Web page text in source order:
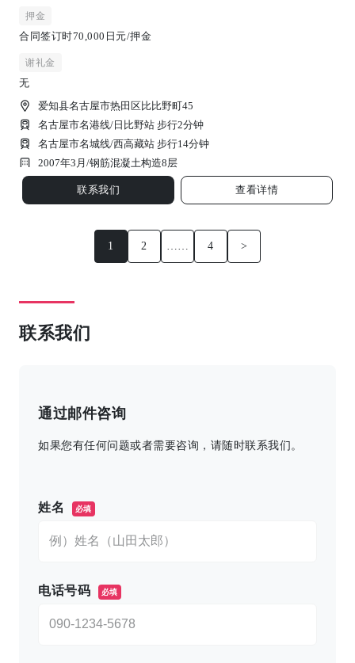
押金
合同签订时70,000日元/押金
谢礼金
无
爱知县名古屋市热田区比比野町45
名古屋市名港线/日比野站 步行2分钟
名古屋市名城线/西高藏站 步行14分钟
2007年3月/钢筋混凝土构造8 层
联系我们 查看详情
1 2 …… 4 >
联系我们
通过邮件咨询
如果您有任何问题或者需要咨询，请随时联系我们。
姓名 必填
电话号码 必填